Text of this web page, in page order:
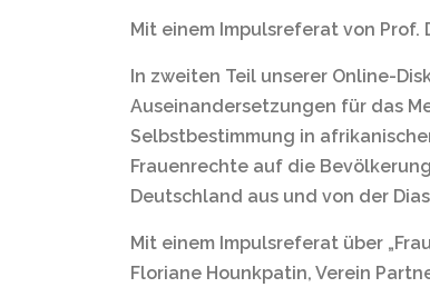
Mit einem Impulsreferat von Prof.
In zweiten Teil unserer Online-
Auseinandersetzungen für das
Selbstbestimmung in
Frauenrechte auf die
Deutschland aus und von der
Mit einem Impulsreferat über
Floriane Hounkpatin, Verein